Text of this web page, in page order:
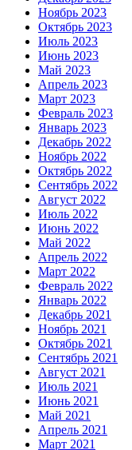
Ноябрь 2023
Октябрь 2023
Июль 2023
Июнь 2023
Май 2023
Апрель 2023
Март 2023
Февраль 2023
Январь 2023
Декабрь 2022
Ноябрь 2022
Октябрь 2022
Сентябрь 2022
Август 2022
Июль 2022
Июнь 2022
Май 2022
Апрель 2022
Март 2022
Февраль 2022
Январь 2022
Декабрь 2021
Ноябрь 2021
Октябрь 2021
Сентябрь 2021
Август 2021
Июль 2021
Июнь 2021
Май 2021
Апрель 2021
Март 2021